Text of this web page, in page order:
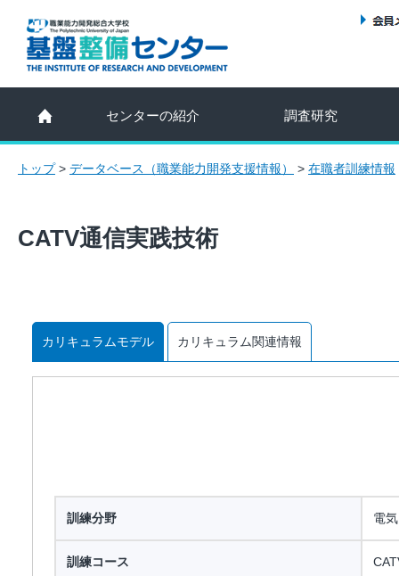
センターの紹介 調査研究
トップ> データベース（職業能力開発支援情報） > 在職者訓練情報
CATV通信実践技術
カリキュラムモデル カリキュラム関連情報
訓練分野 電
訓練コース